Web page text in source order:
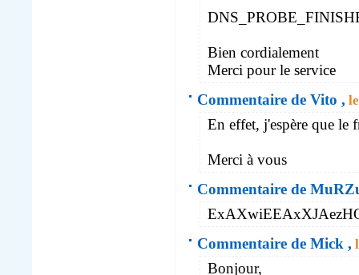
Bien cordialement
Merci pour le service
Commentaire de Vito ,
En effet, j'espère que le
Merci à vous
Commentaire de
Commentaire de Mick ,
Bonjour,